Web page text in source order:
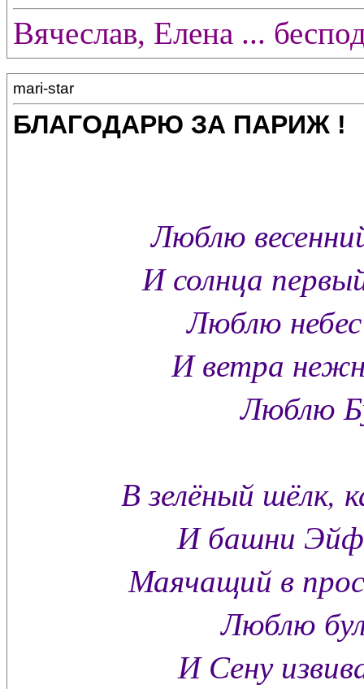
Вячеслав, Елена ...
mari-star
БЛАГОДАРЮ ЗА ПАРИЖ !
Люблю
И солнца
Люблю
И ветра
Люблю
В зелёный шёлк,
И башни
Маячащий в
Люблю
И Сену